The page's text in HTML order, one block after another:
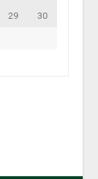
29 30